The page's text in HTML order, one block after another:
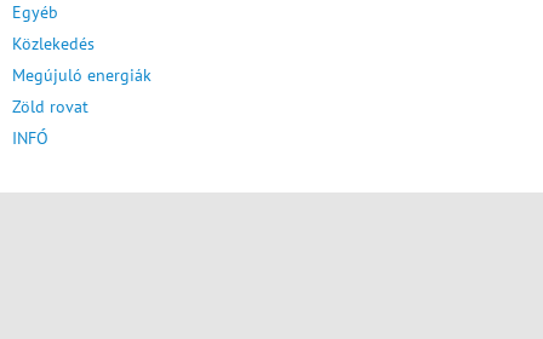
Egyéb
Közlekedés
Megújuló energiák
Zöld rovat
INFÓ